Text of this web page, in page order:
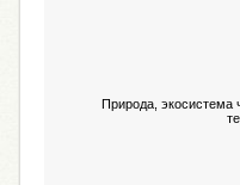
Природа, экосистема